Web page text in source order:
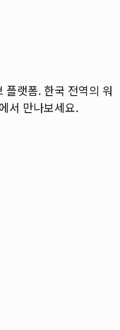
플랫폼. 한국 전역의 워
서 만나보세요.